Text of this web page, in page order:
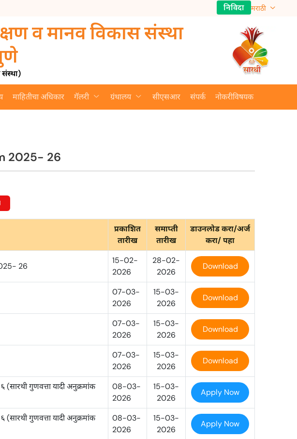
निविदा मराठी
व मानव विकास संस्था
संस्था)
माहितीचा अधिकार गॅलरी ग्रंथालय सीएसआर संपर्क नोकरीविषयक
2025- 26
प्रकाशित
तारीख
समाप्ती
तारीख
डाउनलोड करा/अर्ज
करा/ पहा
26
15-02-
2026
28-02-
2026
Download
07-03-
2026
15-03-
2026
Download
07-03-
2026
15-03-
2026
Download
07-03-
2026
15-03-
2026
Download
(सारथी गुणवत्ता यादी अनुक्रमांक
08-03-
2026
15-03-
2026
Apply Now
(सारथी गुणवत्ता यादी अनुक्रमांक
08-03-
2026
15-03-
2026
Apply Now